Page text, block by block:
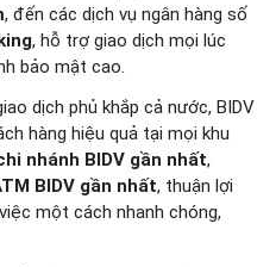
, đến các dịch vụ ngân hàng số
, hỗ trợ giao dịch mọi lúc
bảo mật cao.
dịch phủ khắp cả nước, BIDV
hàng hiệu quả tại mọi khu
nhánh BIDV gần nhất,
BIDV gần nhất, thuận lợi
một cách nhanh chóng,